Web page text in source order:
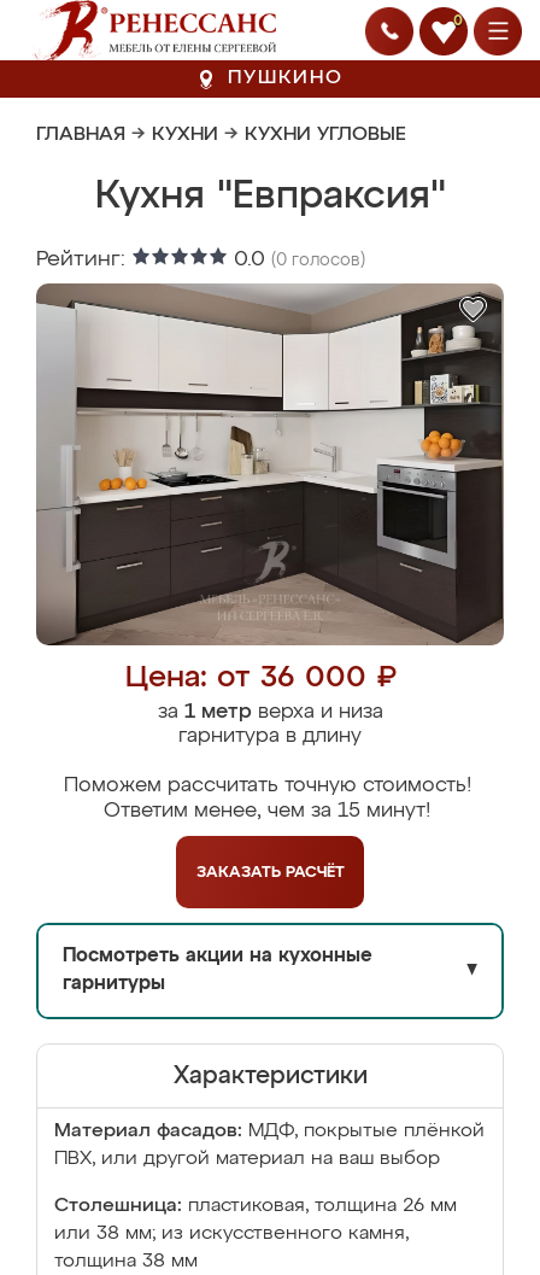
0
ПУШКИНО
ГЛАВНАЯ → КУХНИ → КУХНИ УГЛОВЫЕ
Кухня "Евпраксия"
Рейтинг: 0.0 (0 голосов)
Цена: от 36 000 ₽
за 1 метрверха и низа
гарнитура в длину
Поможем рассчитать точную стоимость!
Ответим менее, чем за 15 минут!
ЗАКАЗАТЬ РАСЧЁТ
Посмотреть акции на кухонные
гарнитуры
▼
Характеристики
Материал фасадов: МДФ, покрытые плёнкой
ПВХ, или другой материал на ваш выбор
Столешница: пластиковая, толщина 26 мм
или 38 мм; из искусственного камня,
толщина 38 мм